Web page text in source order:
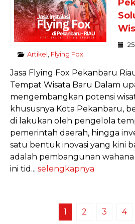
Artikel
Flying Fox
Jasa Flying Fox Pekanbaru
Tempat Wisata Baru Dalam
mengembangkan potensi
khususnya Kota Pekanbaru,
di lakukan oleh pengelola
pemerintah daerah, hingga
satu bentuk inovasi yang kini
adalah pembangunan
ini tid... selengkapnya
1 2 3 4